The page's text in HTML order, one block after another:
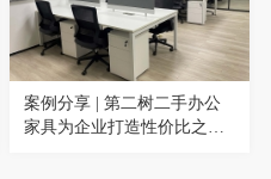
案例分享 | 第二树二手办公
家具为企业打造性价比之选